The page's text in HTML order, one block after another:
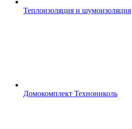
Теплоизоляция и шумоизоляция
Домокомплект Технониколь